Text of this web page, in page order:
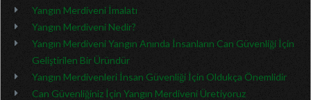
Yangın Merdiveni İmalatı
Yangın Merdiveni Nedir?
Yangın Merdiveni Yangın Anında İnsanların Can Güvenliği İçin
Geliştirilen Bir Üründür
Yangın Merdivenleri İnsan Güvenliği İçin Oldukça Önemlidir
Can Güvenliğiniz İçin Yangın Merdiveni Üretiyoruz